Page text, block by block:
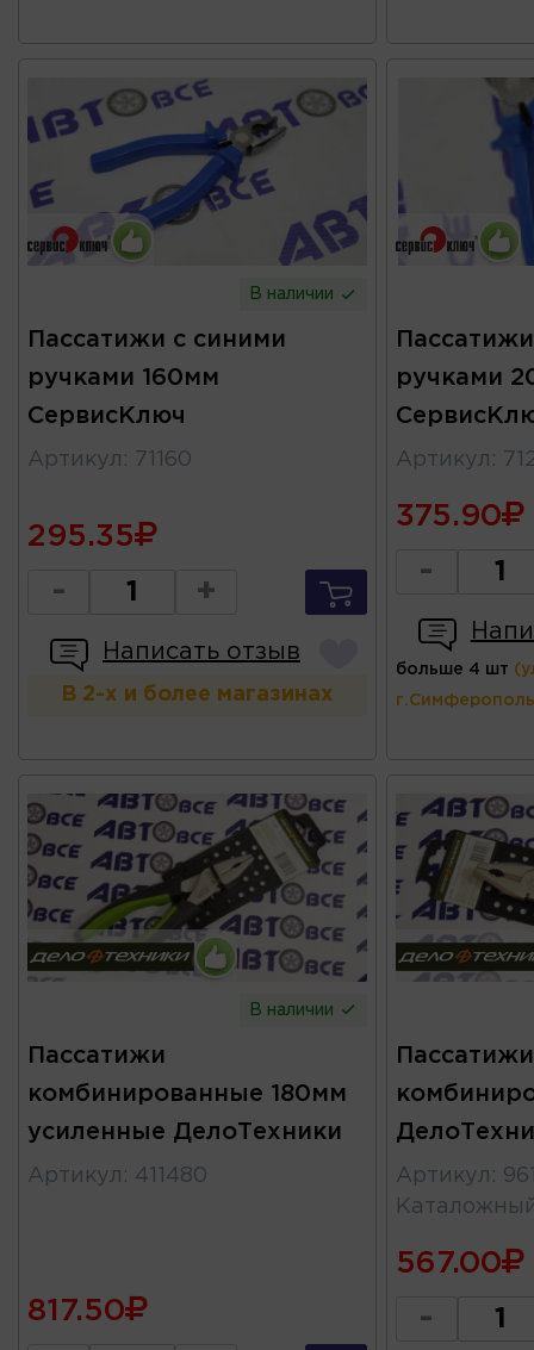
В наличии
Пассатижи с синими
ручками 160мм
СервисКлюч
Артикул : 71160
295.35
- +
Написать отзыв
В 2-х и более магазинах
ручками
Артикул :
375.90
-
больше 4 шт
В наличии
Пассатижи
комбинированные 180мм
усиленные ДелоТехники
Артикул : 411480
817.50
Пассатижи
Артикул :
567.00
-